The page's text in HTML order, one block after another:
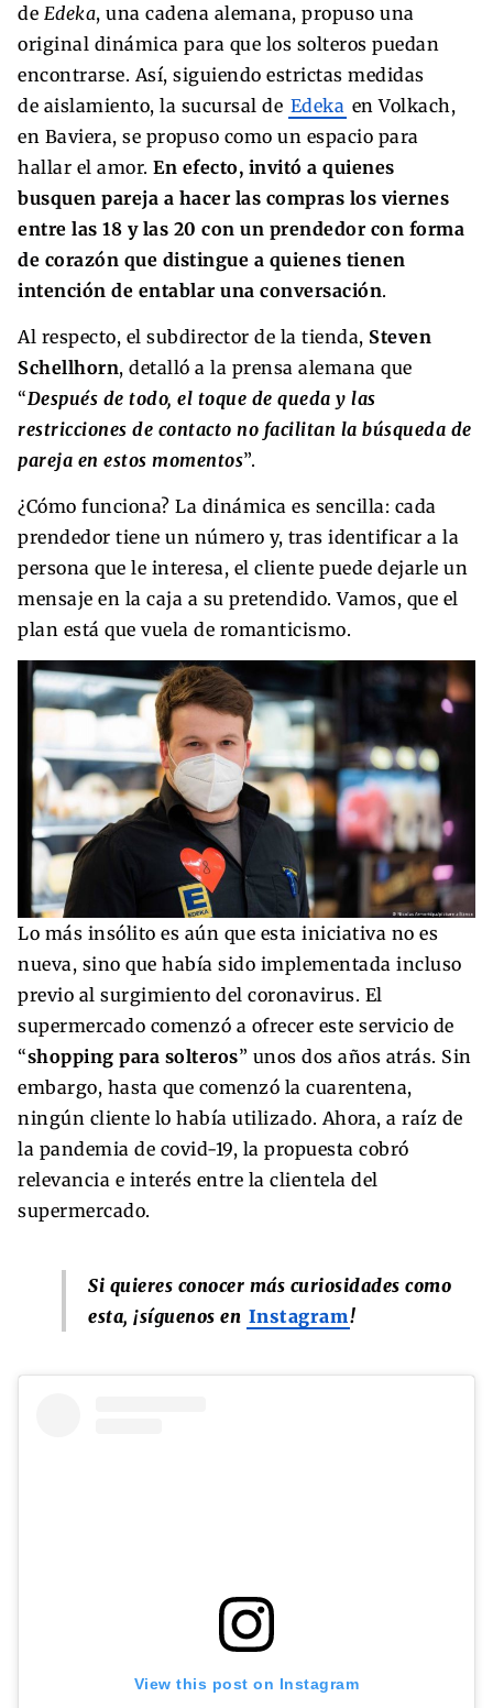
de Edeka, una cadena alemana, propuso una
original dinámica para que los solteros puedan
encontrarse. Así, siguiendo estrictas medidas
de aislamiento, la sucursal de Edeka en Volkach,
en Baviera, se propuso como un espacio para
hallar el amor. En efecto, invitó a quienes
busquen pareja a hacer las compras los viernes
entre las 18 y las 20 con un prendedor con forma
de corazón que distingue a quienes tienen
intención de entablar una conversación.
Al respecto, el subdirector de la tienda, Steven
Schellhorn, detalló a la prensa alemana que
“Después de todo, el toque de queda y las
restricciones de contacto no facilitan la búsqueda de
pareja en estos momentos”.
¿Cómo funciona? La dinámica es sencilla: cada
prendedor tiene un número y, tras identificar a la
persona que le interesa, el cliente puede dejarle un
mensaje en la caja a su pretendido. Vamos, que el
plan está que vuela de romanticismo.
Lo más insólito es aún que esta iniciativa no es
nueva, sino que había sido implementada incluso
previo al surgimiento del coronavirus. El
supermercado comenzó a ofrecer este servicio de
“shopping para solteros” unos dos años atrás. Sin
embargo, hasta que comenzó la cuarentena,
ningún cliente lo había utilizado. Ahora, a raíz de
la pandemia de covid-19, la propuesta cobró
relevancia e interés entre la clientela del
supermercado.
Si quieres conocer más curiosidades como
esta, ¡síguenos en Instagram!
View this post on Instagram